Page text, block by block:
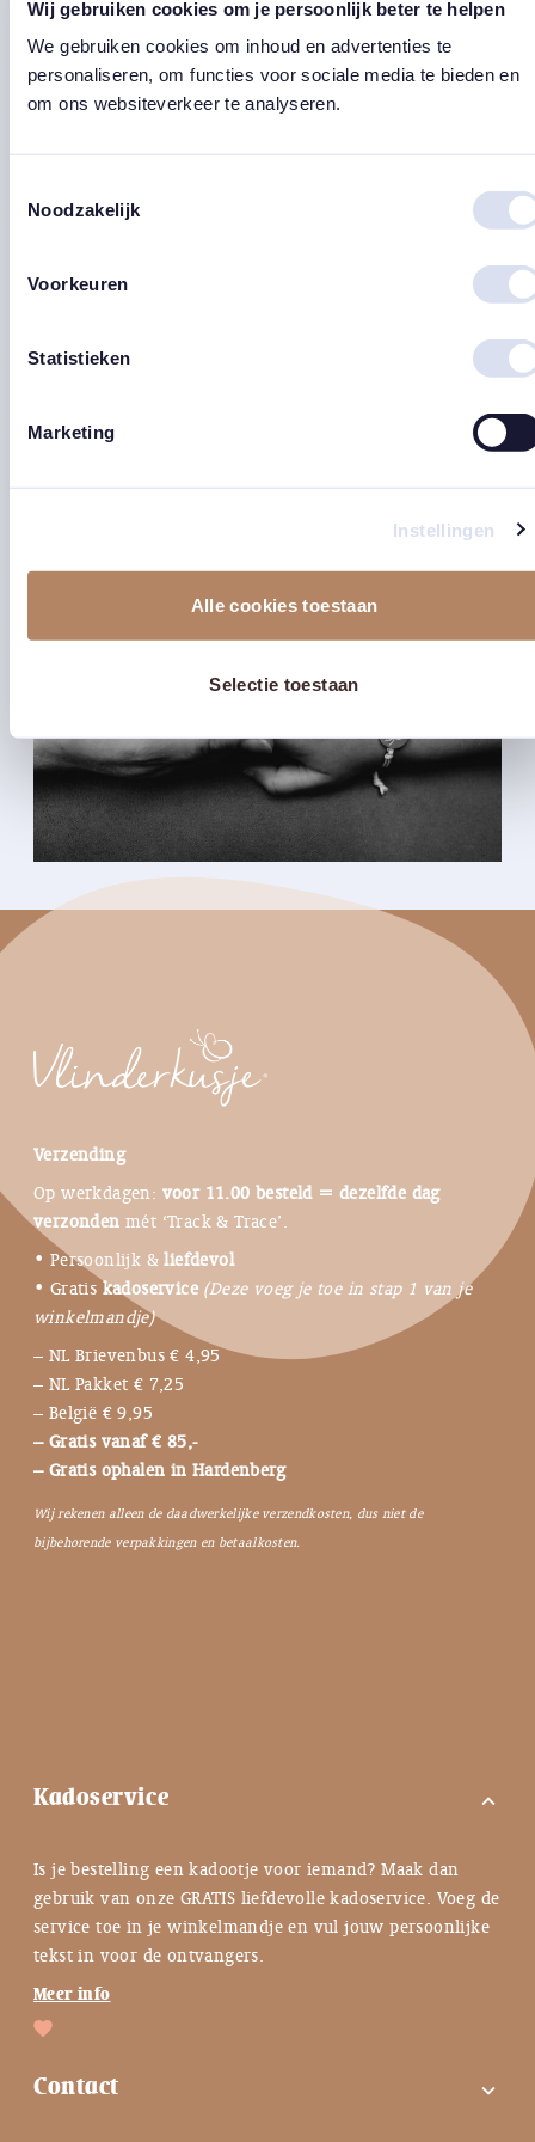
Wij gebruiken cookies om je persoonlijk beter te helpen
We gebruiken cookies om inhoud en advertenties te
personaliseren, om functies voor sociale media te bieden en
om ons websiteverkeer te analyseren.
Noodzakelijk
Voorkeuren
Statistieken
Marketing
Instellingen
Alle cookies toestaan
Selectie toestaan
eventueel professionele hulp. Ik heb het geluk gehad ze
allemaal te kunnen ervaren, en het is me mede daardoor
gelukt mijn leven verder op te pakken.
Liefs Anja
eastVorige blog
east Blog overzicht
Verzending
Op werkdagen: voor 11.00 besteld = dezelfde dag
verzonden mét ‘Track & Trace’.
• Persoonlijk &liefdevol
• Gratis kadoservice (Deze voeg je toe in stap 1 van je
winkelmandje)
– NL Brievenbus € 4,95
– NL Pakket € 7,25
– België € 9,95
– Gratis vanaf € 85,-
– Gratis ophalen in Hardenberg
Wij rekenen alleen de daadwerkelijke verzendkosten, dus niet de
bijbehorende verpakkingen en betaalkosten.
Kadoservice expand_more
Is je bestelling een kadootje voor iemand? Maak dan
gebruik van onze GRATIS liefdevolle kadoservice. Voeg de
service toe in je winkelmandje en vul jouw persoonlijke
tekst in voor de ontvangers.
Meer info
Contact expand_more